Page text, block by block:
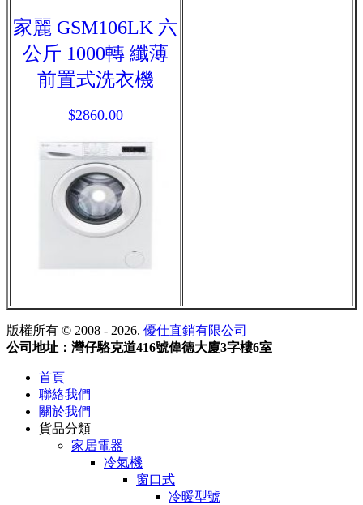
家麗 GSM106LK 六
公斤 1000轉 纖薄
前置式洗衣機
$2860.00
版權所有 © 2008 - 2026. 優仕直銷有限公司
公司地址：灣仔駱克道416號偉德大廈3字樓6室
首頁
聯絡我們
關於我們
貨品分類
家居電器
冷氣機
窗口式
冷暖型號